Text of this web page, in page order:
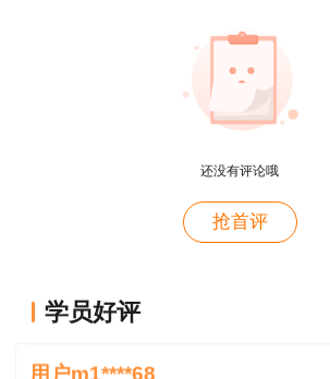
还没有评论哦
抢首评
学员好评
一如既往的好
用户m1****68